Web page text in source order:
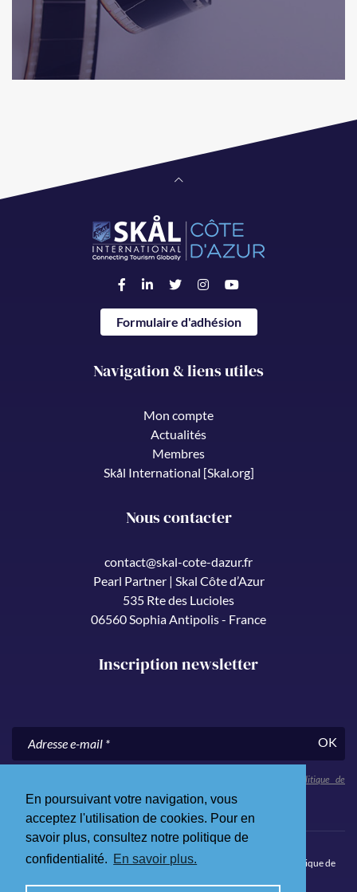
En poursuivant votre navigation, vous
acceptez l'utilisation de cookies. Pour en
savoir plus, consultez notre politique de
confidentialité. En savoir plus.
Formulaire d'adhésion
Navigation & liens utiles
Mon compte
Actualités
Membres
Skål International [Skal.org]
Nous contacter
contact@skal-cote-dazur.fr
Pearl Partner | Skal Côte d’Azur
535 Rte des Lucioles
06560 Sophia Antipolis - France
Inscription newsletter
OK
politique de
confidentialité
© 2026 Skål Côte d’Azur. Tous droits réservés.
Politique de